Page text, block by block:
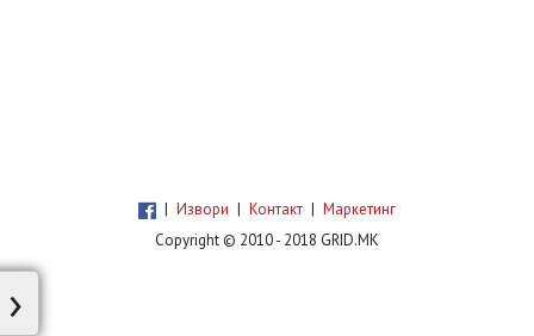
| Извори | Контакт | Маркетинг
Copyright © 2010 - 2018 GRID.MK
›